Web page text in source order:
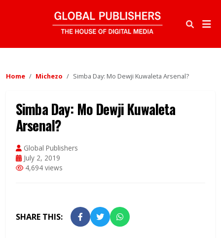
Home Michezo Simba Day: Mo Dewji Kuwaleta Arsenal?
Simba Day: Mo Dewji Kuwaleta
Arsenal?
Global Publishers
July 2, 2019
4,694 views
SHARE THIS: